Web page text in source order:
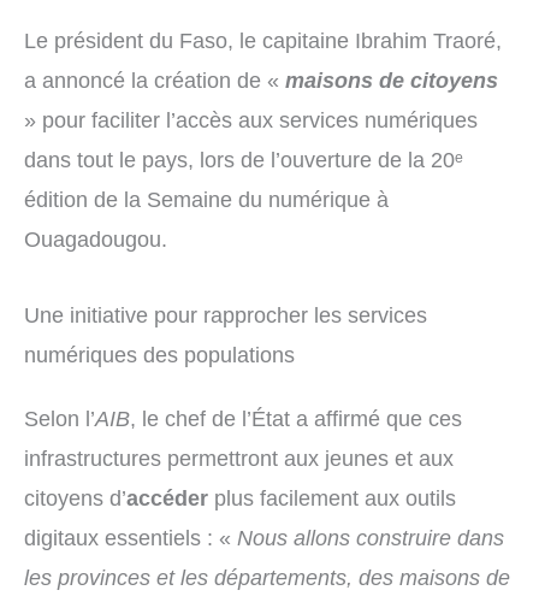
Le président du Faso, le capitaine Ibrahim Traoré,
a annoncé la création de « maisons de citoyens
» pour faciliter l’accès aux services numériques
dans tout le pays, lors de l’ouverture de la 20ᵉ
édition de la Semaine du numérique à
Ouagadougou.
Une initiative pour rapprocher les services
numériques des populations
Selon l’AIB, le chef de l’État a affirmé que ces
infrastructures permettront aux jeunes et aux
citoyens d’accéder plus facilement aux outils
digitaux essentiels : « Nous allons construire dans
les provinces et les départements, des maisons de